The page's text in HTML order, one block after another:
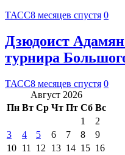
ТАСС8 месяцев спустя 0
Дзюдоист Адамян
турнира
ТАСС8 месяцев спустя 0
Август 2026
Пн Вт Ср Чт Пт Сб Вс
1
2
3
4 5 6 7 8
9
10 11 12 13 14 15 16